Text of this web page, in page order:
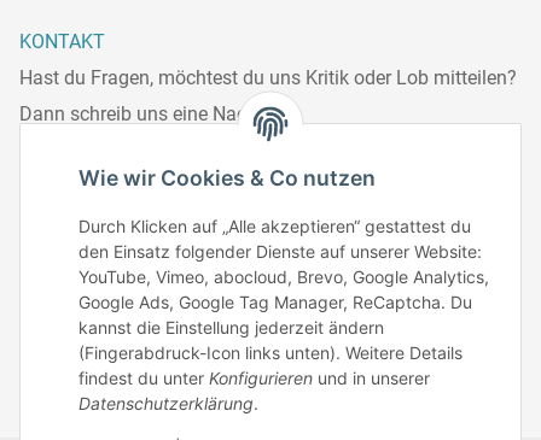
Wie wir Cookies & Co nutzen
Durch Klicken auf „Alle akzeptieren“ gestattest du
den Einsatz folgender Dienste auf unserer Website:
YouTube, Vimeo, abocloud, Brevo, Google Analytics,
Google Ads, Google Tag Manager, ReCaptcha. Du
kannst die Einstellung jederzeit ändern
(Fingerabdruck-Icon links unten). Weitere Details
findest du unter Konfigurieren und in unserer
Datenschutzerklärung.
KONTAKT
Hast du Fragen, möchtest du uns Kritik oder Lob mitteilen?
Dann schreib uns eine Nachricht.
Telefonisch erreichst du uns:
Telefonnr.: 0951/70045771
Zum Kontakt